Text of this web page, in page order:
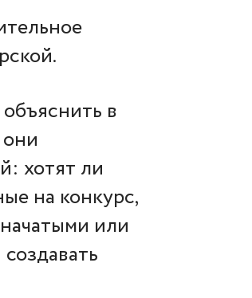
в
хотят ли
на конкурс,
или